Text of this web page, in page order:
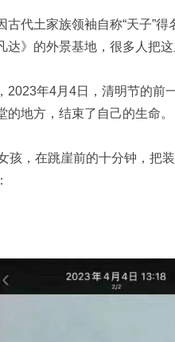
古代土家族领袖自称“天子”
》的外景基地，很多人把这
2023年4月4日，清明节的前
的地方，结束了自己的生命。
孩，在跳崖前的十分钟，把